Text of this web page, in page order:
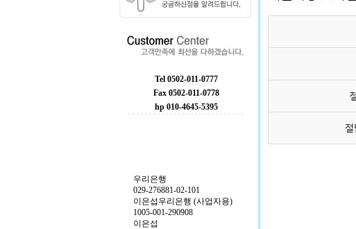
Tel 0502-011-0777
Fax 0502-011-0778
hp 010-4645-5395
우리은행
029-276881-02-101
이은섭우리은행 (사업자용)
1005-001-290908
이은섭